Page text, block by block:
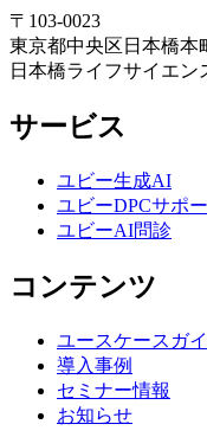
〒103-0023
東京都中央区日本橋本
日本橋ライフサイエン
サービス
ユビー生成AI
ユビーDPCサポ
ユビーAI問診
コンテンツ
ユースケースガ
導入事例
セミナー情報
お知らせ